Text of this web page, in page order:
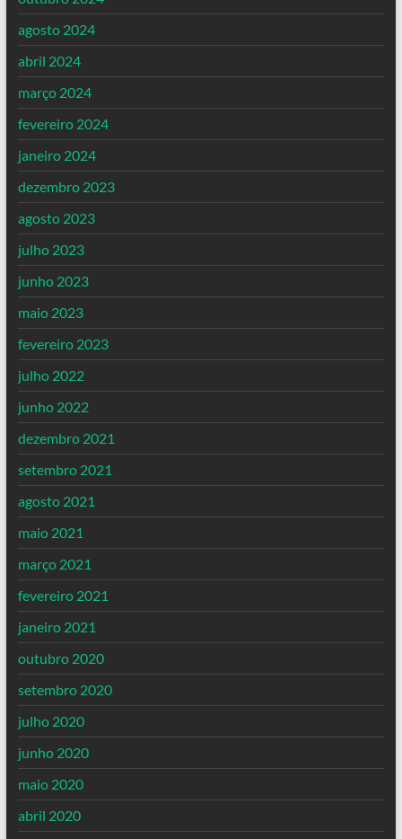
agosto 2024
abril 2024
março 2024
fevereiro 2024
janeiro 2024
dezembro 2023
agosto 2023
julho 2023
junho 2023
maio 2023
fevereiro 2023
julho 2022
junho 2022
dezembro 2021
setembro 2021
agosto 2021
maio 2021
março 2021
fevereiro 2021
janeiro 2021
outubro 2020
setembro 2020
julho 2020
junho 2020
maio 2020
abril 2020